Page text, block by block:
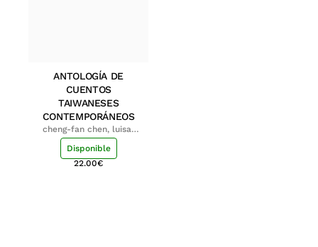
ANTOLOGÍA DE
CUENTOS
TAIWANESES
CONTEMPORÁNEOS
cheng-fan chen, luisa;
shu-ying chang, luisa
Disponible
22.00€